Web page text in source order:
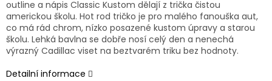
outline a nápis Classic Kustom dělají z trička čistou
americkou školu. Hot rod tričko je pro malého fanouška aut,
co má rád chrom, nízko posazené kustom úpravy a starou
školu. Lehká bavlna se dobře nosí celý den a nenechá
výrazný Cadillac viset na beztvarém triku bez hodnoty.
Detailní informace